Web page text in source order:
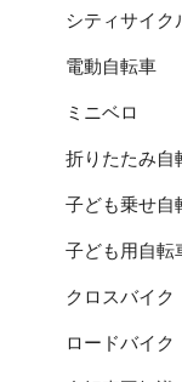
シティサイク
電動自転車
ミニベロ
折りたたみ自
子ども乗せ自
子ども用自転
クロスバイク
ロードバイク